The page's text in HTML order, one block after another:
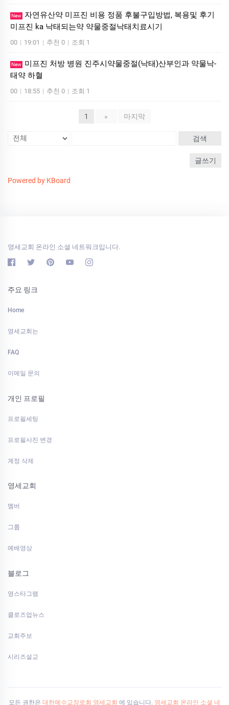
New
자연유산약 미프진 비용 정품 후불구입방법, 복용및 후기
미프진 ka 낙태되는약 약물중절낙태치료시기
00 | 19:01 | 추천 0 | 조회 1
New
미프진 처방 병원 진주시약물중절(낙태)산부인과 약물낙­
태약 하혈
00 | 18:55 | 추천 0 | 조회 1
1 » 마지막
검색
글쓰기
Powered by KBoard
영세교회 온라인 소셜 네트워크입니다.
주요 링크
Home
영세교회는
FAQ
이메일 문의
개인 프로필
프로필세팅
프로필사진 변경
계정 삭제
영세교회
멤버
그룹
예배영상
블로그
영스타그램
클로즈업뉴스
교회주보
시리즈설교
모든 권한은 대한예수교장로회 영세교회 에 있습니다. 영세교회 온라인 소셜 네